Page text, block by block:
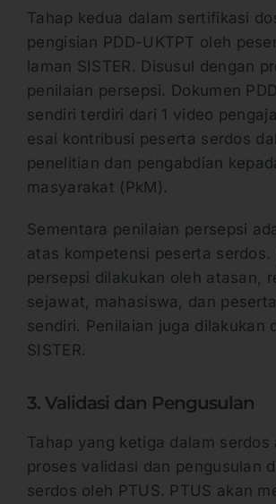
Tahap kedua dalam sertifikasi
pengisian PDD-UKTPT oleh
laman SISTER. Disusul dengan
penilaian persepsi. Dokumen
sendiri terdiri dari 1 video
esai kontribusi peserta serdos
penelitian dan pengabdian
masyarakat (PkM).
Sementara penilaian persepsi
atas kompetensi peserta serdos.
persepsi dilakukan oleh atasan,
sejawat, mahasiswa, dan
sendiri. Penilaian juga dilakukan
SISTER.
3. Validasi dan Pengusulan
Tahap yang ketiga dalam serdos
proses validasi dan pengusulan
serdos oleh PTUS. PTUS akan